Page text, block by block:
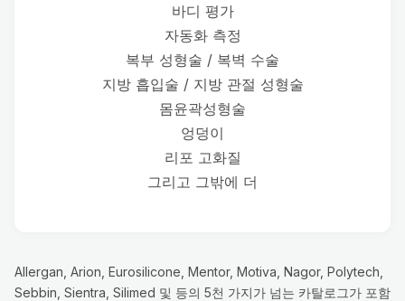
바디 평가
자동화 측정
복부 성형술 / 복벽 수술
지방 흡입술 / 지방 관절 성형술
몸윤곽성형술
엉덩이
리포 고화질
그리고 그밖에 더
Allergan, Arion, Eurosilicone, Mentor, Motiva, Nagor, Polytech,
Sebbin, Sientra, Silimed 및 등의 5천 가지가 넘는 카탈로그가 포함